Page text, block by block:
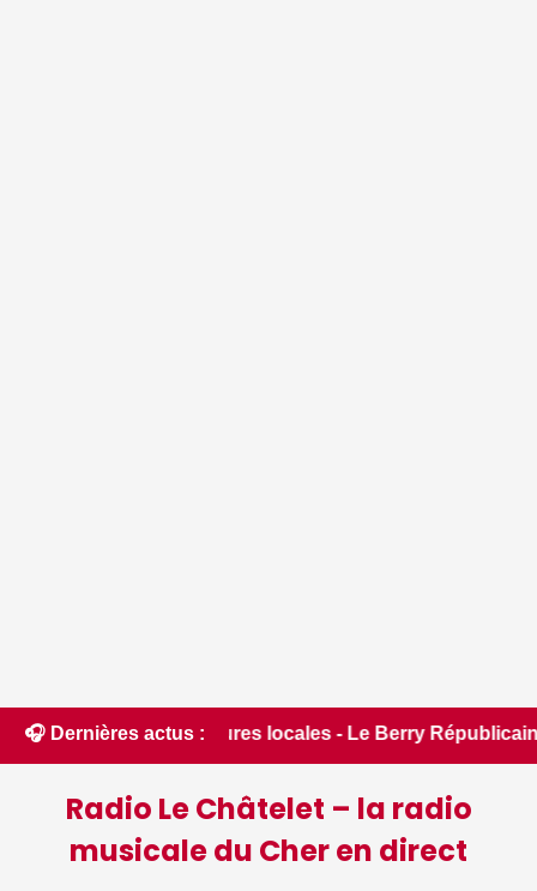
🎧 Dernières actus :
locales - Le Berry Républicain • 📰
Radio Le Châtelet – la radio
musicale du Cher en direct